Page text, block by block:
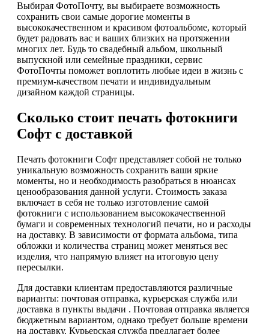
Выбирая ФотоПочту, вы выбираете возможность
сохранить свои самые дорогие моменты в
высококачественном и красивом фотоальбоме, который
будет радовать вас и ваших близких на протяжении
многих лет. Будь то свадебный альбом, школьный
выпускной или семейные праздники, сервис
ФотоПочты поможет воплотить любые идеи в жизнь с
премиум-качеством печати и индивидуальным
дизайном каждой страницы.
Сколько стоит печать фотокниги
Софт с доставкой
Печать фотокниги Софт представляет собой не только
уникальную возможность сохранить ваши яркие
моменты, но и необходимость разобраться в нюансах
ценообразования данной услуги. Стоимость заказа
включает в себя не только изготовление самой
фотокниги с использованием высококачественной
бумаги и современных технологий печати, но и расходы
на доставку. В зависимости от формата альбома, типа
обложки и количества страниц может меняться вес
изделия, что напрямую влияет на итоговую цену
пересылки.
Для доставки клиентам предоставляются различные
варианты: почтовая отправка, курьерская служба или
доставка в пункты выдачи . Почтовая отправка является
бюджетным вариантом, однако требует больше времени
на доставку. Курьерская служба предлагает более